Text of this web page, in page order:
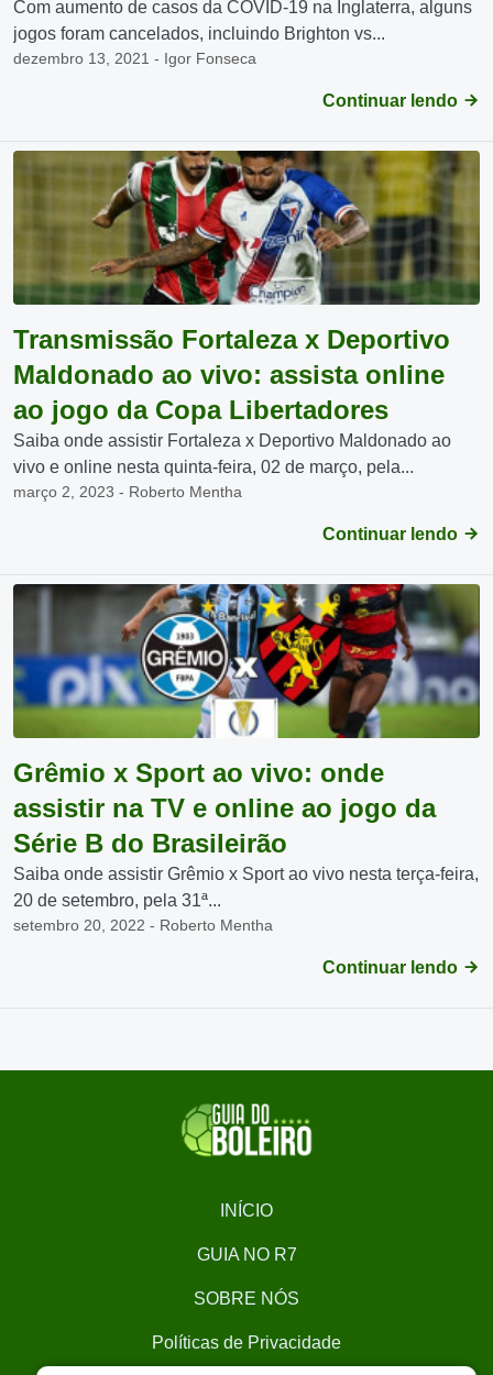
Com aumento de casos da COVID-19 na Inglaterra, alguns
jogos foram cancelados, incluindo Brighton vs...
dezembro 13, 2021 - Igor Fonseca
Continuar lendo
Transmissão Fortaleza x Deportivo
Maldonado ao vivo: assista online
ao jogo da Copa Libertadores
Saiba onde assistir Fortaleza x Deportivo Maldonado ao
vivo e online nesta quinta-feira, 02 de março, pela...
março 2, 2023 - Roberto Mentha
Continuar lendo
Grêmio x Sport ao vivo: onde
assistir na TV e online ao jogo da
Série B do Brasileirão
Saiba onde assistir Grêmio x Sport ao vivo nesta terça-feira,
20 de setembro, pela 31ª...
setembro 20, 2022 - Roberto Mentha
Continuar lendo
INÍCIO
GUIA NO R7
SOBRE NÓS
Políticas de Privacidade